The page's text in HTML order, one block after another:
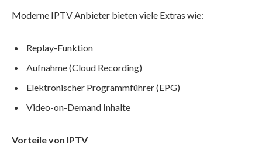
Moderne IPTV Anbieter bieten viele Extras wie:
Replay-Funktion
Aufnahme (Cloud Recording)
Elektronischer Programmführer (EPG)
Video-on-Demand Inhalte
Vorteile von IPTV